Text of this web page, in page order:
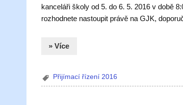
kanceláři školy od 5. do 6. 5. 2016 v době
rozhodnete nastoupit právě na GJK,
» Více
Přijímací řízení 2016